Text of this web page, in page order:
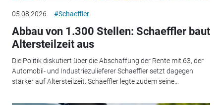
05.08.2026 #Schaeffler
Abbau von 1.300 Stellen: Schaeffler baut
Altersteilzeit aus
Die Politik diskutiert über die Abschaffung der Rente mit 63, der
Automobil- und Industriezulieferer Schaeffler setzt dagegen
stärker auf Altersteilzeit. Schaeffler legte zudem seine...